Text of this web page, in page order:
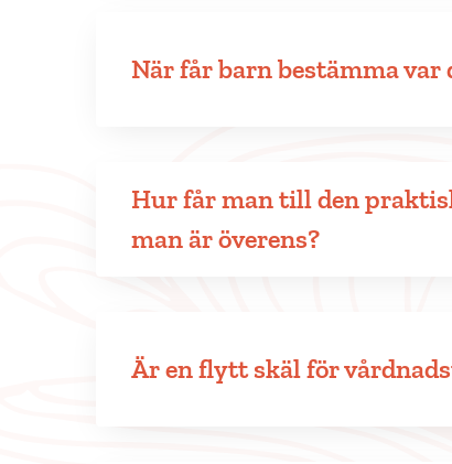
När får barn bestämma var
Hur får man till den
man är överens?
Är en flytt skäl för